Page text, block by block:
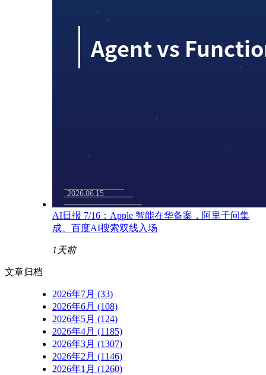
AI日报 7/16：Apple 智能在华备案，阿里千问集
成、百度AI搜索双线入场
1天前
文章归档
2026年7月 (33)
2026年6月 (108)
2026年5月 (124)
2026年4月 (1185)
2026年3月 (1307)
2026年2月 (1146)
2026年1月 (1260)